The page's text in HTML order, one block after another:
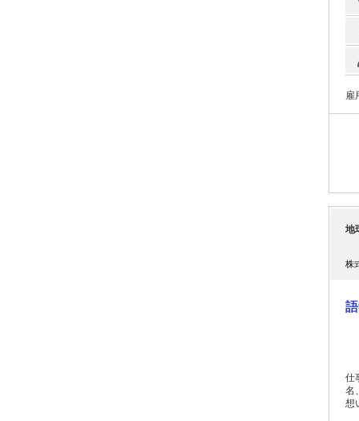
朝礼 注意事項や作業内容などを説明します
た
雇
地
株
仕
名
想